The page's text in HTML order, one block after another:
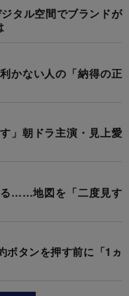
タル空間でブランドが
かない人の「納得の正
」朝ドラ主演・見上愛
る……地図を「二度見す
ボタンを押す前に「1ヵ